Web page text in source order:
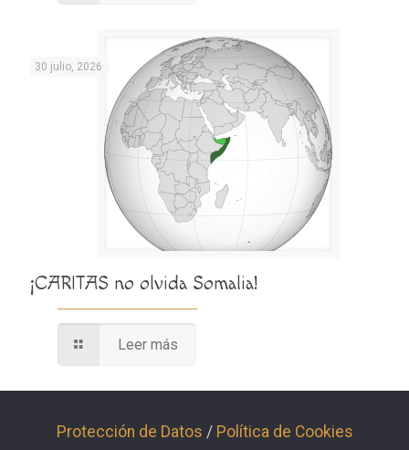
30 julio, 2026
¡CARITAS no olvida Somalia!
Leer más
Protección de Datos / Política de Cookies